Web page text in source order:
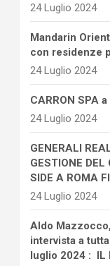
24 Luglio 2024
Mandarin
con residenze
24 Luglio 2024
CARRON SPA
24 Luglio 2024
GENERALI
GESTIONE
SIDE A ROMA
24 Luglio 2024
Aldo
intervista a
luglio 2024 : IL